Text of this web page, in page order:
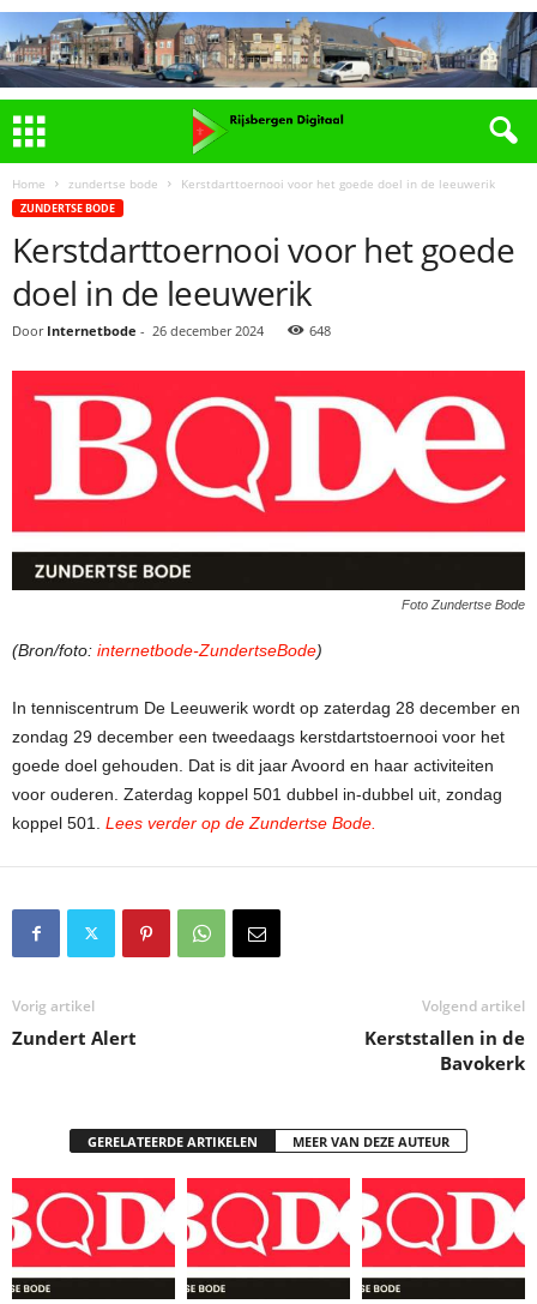
Home zundertse bode Kerstdarttoernooi voor het goede doel in de leeuwerik
ZUNDERTSE BODE
Kerstdarttoernooi voor het goede
doel in de leeuwerik
Door Internetbode - 26 december 2024 648
Foto Zundertse Bode
(Bron/foto: internetbode-ZundertseBode)
In tenniscentrum De Leeuwerik wordt op zaterdag 28 december en
zondag 29 december een tweedaags kerstdartstoernooi voor het
goede doel gehouden. Dat is dit jaar Avoord en haar activiteiten
voor ouderen. Zaterdag koppel 501 dubbel in-dubbel uit, zondag
koppel 501.
Lees verder op de Zundertse Bode.
Vorig artikel
Zundert Alert
Volgend artikel
Kerststallen in de
Bavokerk
GERELATEERDE ARTIKELEN MEER VAN DEZE AUTEUR